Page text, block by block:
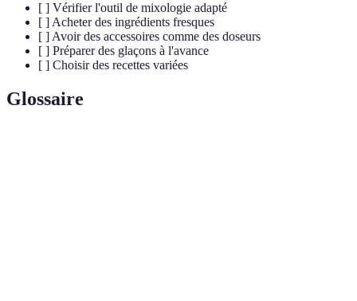
[ ] Vérifier l'outil de mixologie adapté
[ ] Acheter des ingrédients fresques
[ ] Avoir des accessoires comme des doseurs
[ ] Préparer des glaçons à l'avance
[ ] Choisir des recettes variées
Glossaire